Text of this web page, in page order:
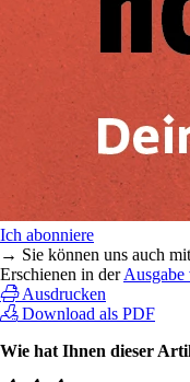
Ich abonniere
→ Sie können uns auch
Erschienen in der
Ausdrucken
Download als PDF
Wie hat Ihnen dieser